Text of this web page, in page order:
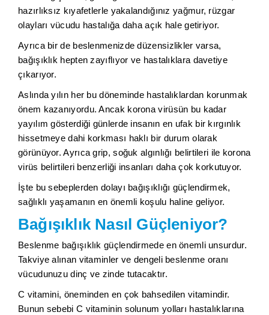
hazırlıksız kıyafetlerle yakalandığınız yağmur, rüzgar
olayları vücudu hastalığa daha açık hale getiriyor.
Ayrıca bir de beslenmenizde düzensizlikler varsa,
bağışıklık hepten zayıflıyor ve hastalıklara davetiye
çıkarıyor.
Aslında yılın her bu döneminde hastalıklardan korunmak
önem kazanıyordu. Ancak korona virüsün bu kadar
yayılım gösterdiği günlerde insanın en ufak bir kırgınlık
hissetmeye dahi korkması haklı bir durum olarak
görünüyor. Ayrıca grip, soğuk algınlığı belirtileri ile korona
virüs belirtileri benzerliği insanları daha çok korkutuyor.
İşte bu sebeplerden dolayı bağışıklığı güçlendirmek,
sağlıklı yaşamanın en önemli koşulu haline geliyor.
Bağışıklık Nasıl Güçleniyor?
Beslenme bağışıklık güçlendirmede en önemli unsurdur.
Takviye alınan vitaminler ve dengeli beslenme oranı
vücudunuzu dinç ve zinde tutacaktır.
C vitamini, öneminden en çok bahsedilen vitamindir.
Bunun sebebi C vitaminin solunum yolları hastalıklarına